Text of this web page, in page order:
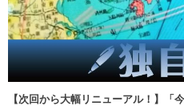
【次回から大幅リニューアル！】